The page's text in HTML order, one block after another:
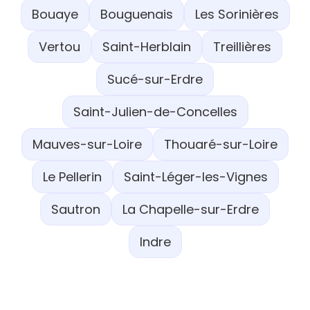
Bouaye Bouguenais
Les Sorinières
Vertou
Saint-Herblain
Treillières
Sucé-sur-Erdre
Saint-Julien-de-Concelles
Mauves-sur-Loire
Thouaré-sur-Loire
Le Pellerin
Saint-Léger-les-Vignes
Sautron
La Chapelle-sur-Erdre
Indre